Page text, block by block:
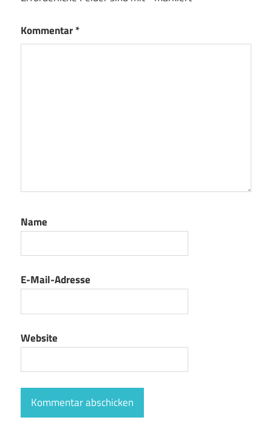
Kommentar*
Name
E-Mail-Adresse
Website